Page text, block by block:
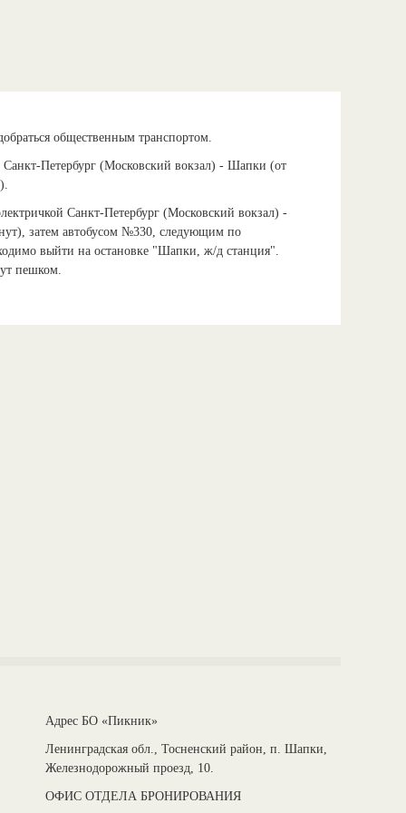
общественным транспортом.
Санкт-Петербург (Московский вокзал) - Шапки (от
Санкт-Петербург (Московский вокзал) -
затем автобусом №330, следующим по
выйти на остановке "Шапки, ж/д станция".
пешком.
Адрес БО «Пикник»
Ленинградская обл., Тосненский район, п. Шапки,
Железнодорожный проезд, 10.
ОФИС ОТДЕЛА БРОНИРОВАНИЯ